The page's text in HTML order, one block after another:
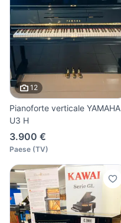
12
Pianoforte verticale YAMAHA
U3 H
3.900 €
Paese (TV)